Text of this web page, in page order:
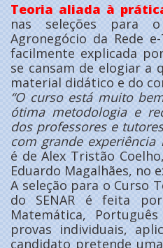
Teoria aliada à
nas seleções para
Agronegócio da Rede
facilmente explicada
se cansam de elogiar a
material didático e do
“O curso está muito
ótima metodologia e
dos professores e
com grande experiência
é de Alex Tristão
Eduardo Magalhães, no
A seleção para o Curso
do SENAR é feita
Matemática,
provas individuais,
candidato pretende